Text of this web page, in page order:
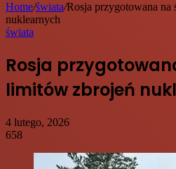
Home/świata/Rosja przygotowana
nuklearnych
świata
Rosja
limitów zbrojeń
4 lutego, 2026
658